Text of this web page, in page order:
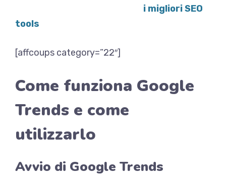
i migliori SEO
tools
[affcoups category=”22″]
Come funziona Google
Trends e come
utilizzarlo
Avvio di Google Trends